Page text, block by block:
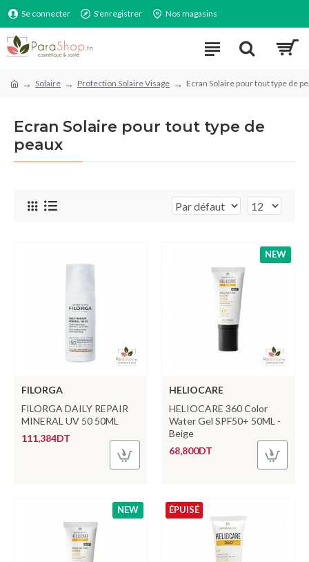
Se connecter S'enregistrer Nos magasins
Solaire Protection Solaire Visage Ecran Solaire pour tout type de
Ecran Solaire pour tout type de
peaux
FILORGA
FILORGA DAILY REPAIR
MINERAL UV 50 50ML
111,384DT
NEW
HELIOCARE
HELIOCARE 360 Color
Water Gel SPF50+ 50ML -
Beige
68,800DT
NEW ÉPUISÉ